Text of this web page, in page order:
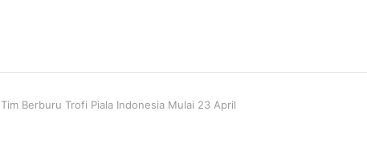
Berburu Trofi Piala Indonesia Mulai 23 April